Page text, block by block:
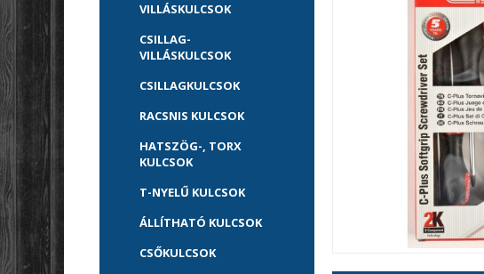
VILLÁSKULCSOK
CSILLAG-
VILLÁSKULCSOK
CSILLAGKULCSOK
RACSNIS KULCSOK
HATSZÖG-, TORX
KULCSOK
T-NYELŰ KULCSOK
ÁLLÍTHATÓ KULCSOK
CSŐKULCSOK